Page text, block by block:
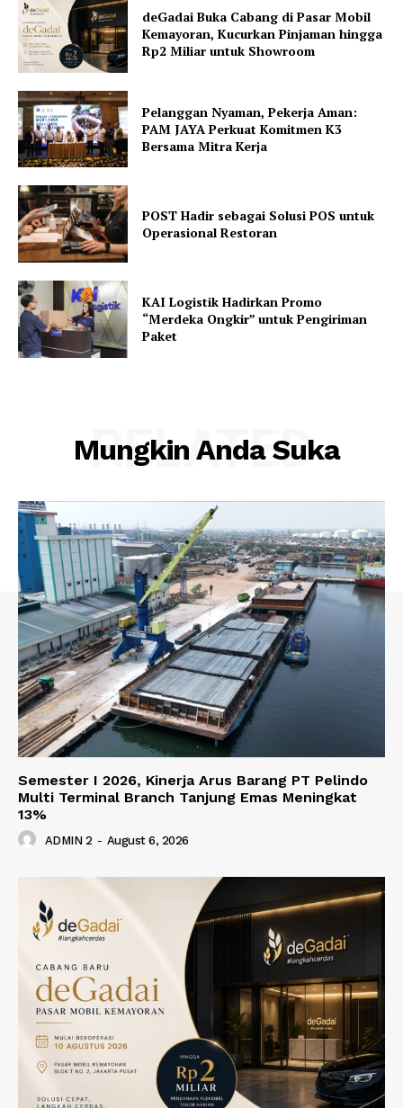
deGadai Buka Cabang di Pasar Mobil
Kemayoran, Kucurkan Pinjaman hingga
Rp2 Miliar untuk Showroom
Pelanggan Nyaman, Pekerja Aman:
PAM JAYA Perkuat Komitmen K3
Bersama Mitra Kerja
POST Hadir sebagai Solusi POS untuk
Operasional Restoran
KAI Logistik Hadirkan Promo
“Merdeka Ongkir” untuk Pengiriman
Paket
Mungkin Anda Suka
RELATED
Semester I 2026, Kinerja Arus Barang PT Pelindo
Multi Terminal Branch Tanjung Emas Meningkat
13%
ADMIN 2 - August 6, 2026